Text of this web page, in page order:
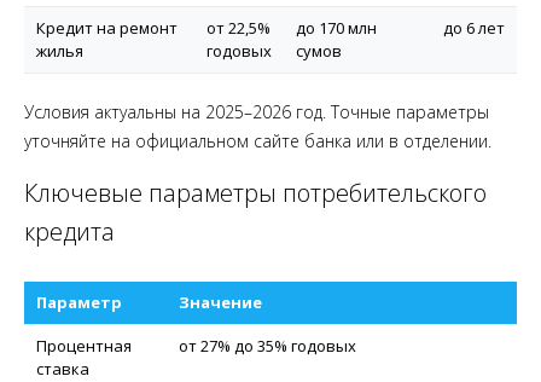
Кредит на ремонт
жилья
от 22,5%
годовых
до 170 млн
сумов
до 6 лет
Условия актуальны на 2025–2026 год. Точные параметры
уточняйте на официальном сайте банка или в отделении.
Ключевые параметры потребительского
кредита
Параметр
Значение
Процентная
ставка
от 27% до 35% годовых